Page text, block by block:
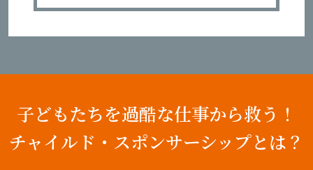
子どもたちを過酷な仕事から救う！
チャイルド・スポンサーシップとは？